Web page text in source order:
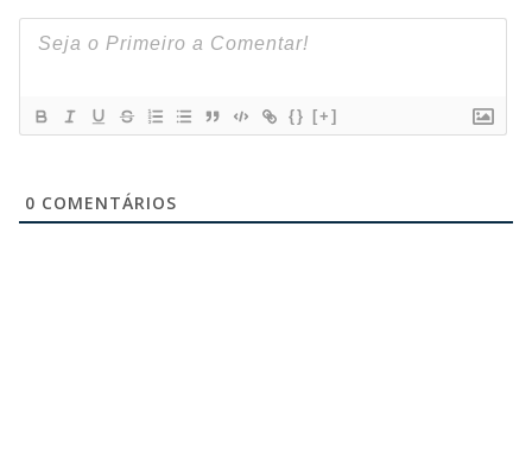
{} [+]
0 COMENTÁRIOS